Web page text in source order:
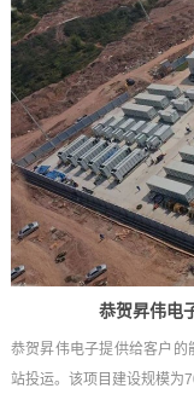
恭贺昇伟电
恭贺昇伟电子提供给客户
站投运。该项目建设规模为